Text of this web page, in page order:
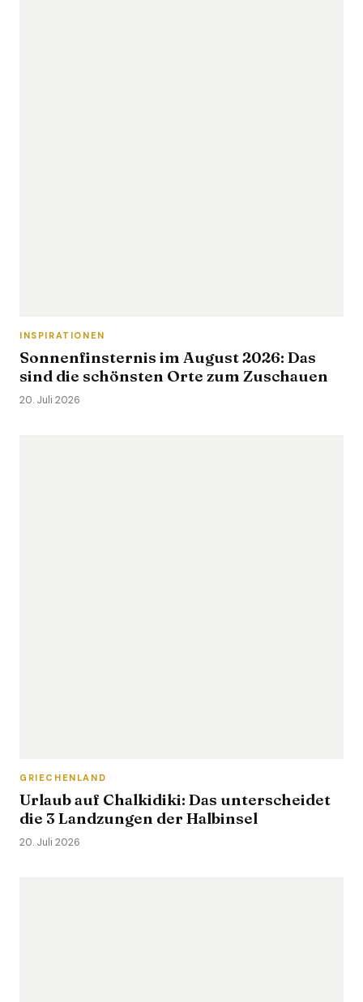
INSPIRATIONEN
Sonnenfinsternis im August 2026: Das
sind die schönsten Orte zum Zuschauen
20. Juli 2026
GRIECHENLAND
Urlaub auf Chalkidiki: Das unterscheidet
die 3 Landzungen der Halbinsel
20. Juli 2026